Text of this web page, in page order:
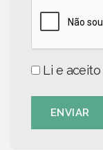
Li e aceito
ENVIAR